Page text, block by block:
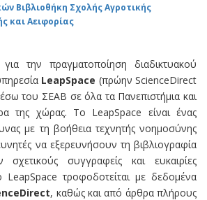
Βιβλιοθήκη Σχολής Αγροτικής
και Αειφορίας
την πραγματοποίηση διαδικτυακού
LeapSpace (πρώην ScienceDirect
του ΣΕΑΒ σε όλα τα Πανεπιστήμια και
της χώρας. Το LeapSpace είναι ένας
με τη βοήθεια τεχνητής νοημοσύνης
να εξερευνήσουν τη βιβλιογραφία
συγγραφείς και ευκαιρίες
LeapSpace τροφοδοτείται με δεδομένα
, καθώς και από άρθρα πλήρους